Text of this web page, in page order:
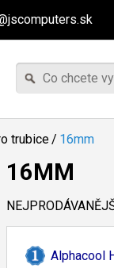
trubice/ 16mm
16MM
Alphacool